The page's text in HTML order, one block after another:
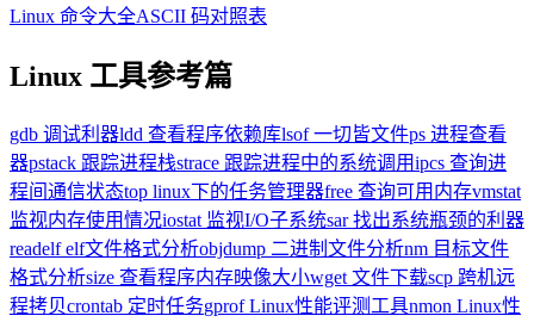
Linux 命令大全ASCII 码对照表
Linux 工具参考篇
gdb 调试利器ldd 查看程序依赖库lsof 一切皆文件ps 进程查看
器pstack 跟踪进程栈strace 跟踪进程中的系统调用ipcs 查询进
程间通信状态top linux下的任务管理器free 查询可用内存vmstat
监视内存使用情况iostat 监视I/O子系统sar 找出系统瓶颈的利器
readelf elf文件格式分析objdump 二进制文件分析nm 目标文件
格式分析size 查看程序内存映像大小wget 文件下载scp 跨机远
程拷贝crontab 定时任务gprof Linux性能评测工具nmon Linux性